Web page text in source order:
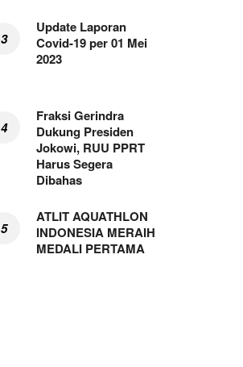
Update Laporan
Covid-19 per 01 Mei
2023
Fraksi Gerindra
Dukung Presiden
Jokowi, RUU PPRT
Harus Segera
Dibahas
ATLIT AQUATHLON
INDONESIA MERAIH
MEDALI PERTAMA